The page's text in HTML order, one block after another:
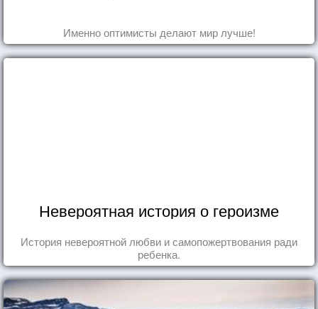
Именно оптимисты делают мир лучше!
Невероятная история о героизме
История невероятной любви и самопожертвования ради
ребенка.